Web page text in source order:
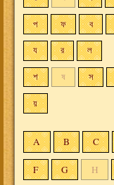
প ফ ব
য র ল
শ ষ স
য়
A B C
F G H